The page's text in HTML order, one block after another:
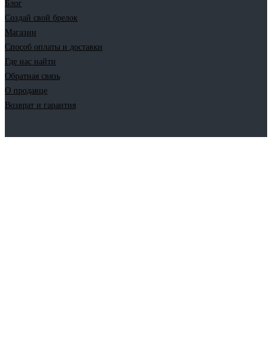
Блог
Создай свой брелок
Магазин
Способ оплаты и доставки
Где нас найти
Обратная связь
О продавце
Возврат и гарантия